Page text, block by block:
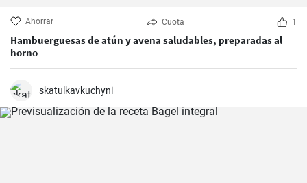
Ahorrar Cuota 1
Hambuerguesas de atún y avena saludables, preparadas al
horno
skatulkavkuchyni